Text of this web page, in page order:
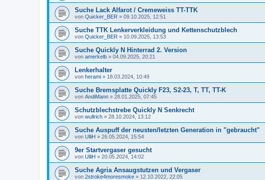
Suche Lack Alfarot / Cremeweiss TT-TTK
von Quicker_BER » 09.10.2025, 12:51
Suche TTK Lenkerverkleidung und Kettenschutzblech
von Quicker_BER » 10.09.2025, 13:53
Suche Quickly N Hinterrad 2. Version
von amerkelb » 04.09.2025, 20:21
Lenkerhalter
von herami » 18.03.2024, 10:49
Suche Bremsplatte Quickly F23, S2-23, T, TT, TT-K
von AndiMann » 28.01.2025, 07:45
Schutzblechstrebe Quickly N Senkrecht
von wullrich » 28.10.2024, 13:12
Suche Auspuff der neusten/letzten Generation in "gebraucht"
von UlliH » 26.05.2024, 15:54
9er Startvergaser gesucht
von UlliH » 20.05.2024, 14:02
Suche Agria Ansaugstutzen und Vergaser
von 2stroke4moresmoke » 12.10.2022, 22:05